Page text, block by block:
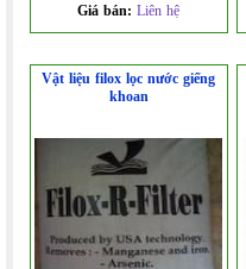
Giá bán:Liên hệ
Vật liệu filox lọc nước giếng
khoan